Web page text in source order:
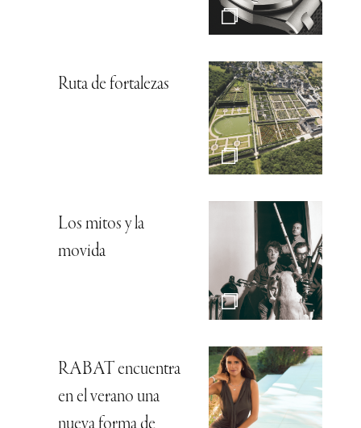
Ruta de fortalezas
Los mitos y la
movida
RABAT encuentra
en el verano una